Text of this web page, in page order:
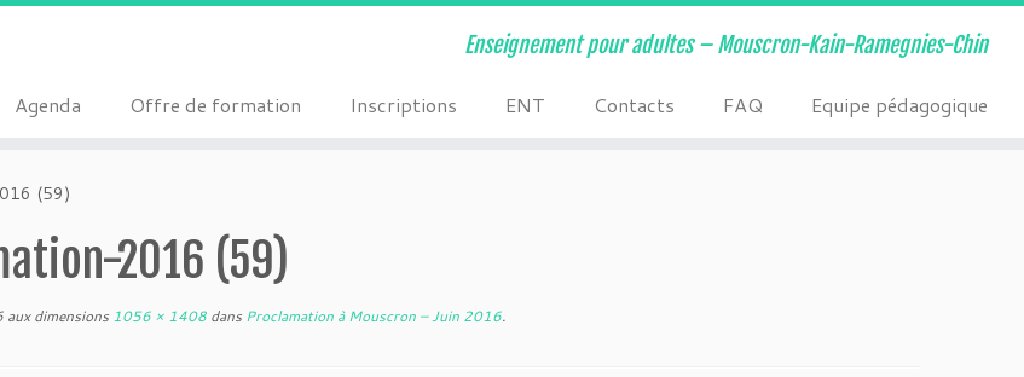
Enseignement pour adultes – Mouscron-Kain-Ramegnies-Chin
Agenda Offre de formation Inscriptions ENT Contacts FAQ Equipe pédagogique
(59)
2016 (59)
aux dimensions 1056 × 1408 dans Proclamation à Mouscron – Juin 2016.